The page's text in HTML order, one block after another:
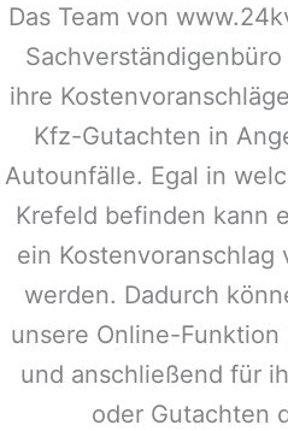
Das Team von
ihre
Kfz-Gutachten in
Autounfälle. Egal in
Krefeld befinden kann
ein
werden. Dadurch
unsere Online-
und anschließend für
oder Gutachten